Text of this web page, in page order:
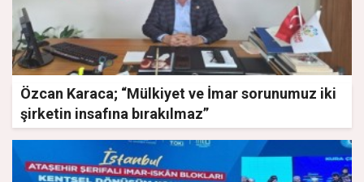
Özcan Karaca; “Mülkiyet ve İmar sorunumuz iki
şirketin insafına bırakılmaz”